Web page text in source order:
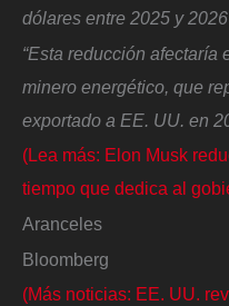
dólares entre 2025 y
“Esta reducción afectaría
minero energético, que
exportado a EE. UU. en
(Lea más: Elon Musk
tiempo que dedica al
Aranceles
Bloomberg
(Más noticias: EE. UU.